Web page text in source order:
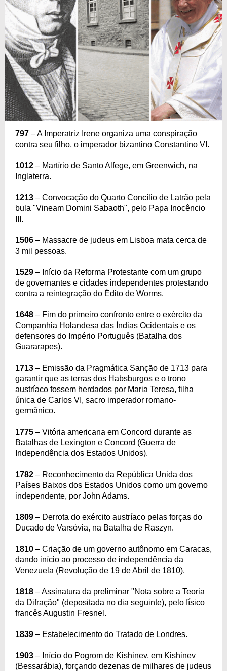
797 – A Imperatriz Irene organiza uma conspiração
contra seu filho, o imperador bizantino Constantino VI.
1012 – Martírio de Santo Alfege, em Greenwich, na
Inglaterra.
1213 – Convocação do Quarto Concílio de Latrão pela
bula "Vineam Domini Sabaoth", pelo Papa Inocêncio
III.
1506 – Massacre de judeus em Lisboa mata cerca de
3 mil pessoas.
1529 – Início da Reforma Protestante com um grupo
de governantes e cidades independentes protestando
contra a reintegração do Édito de Worms.
1648 – Fim do primeiro confronto entre o exército da
Companhia Holandesa das Índias Ocidentais e os
defensores do Império Português (Batalha dos
Guararapes).
1713 – Emissão da Pragmática Sanção de 1713 para
garantir que as terras dos Habsburgos e o trono
austríaco fossem herdados por Maria Teresa, filha
única de Carlos VI, sacro imperador romano-
germânico.
1775 – Vitória americana em Concord durante as
Batalhas de Lexington e Concord (Guerra de
Independência dos Estados Unidos).
1782 – Reconhecimento da República Unida dos
Países Baixos dos Estados Unidos como um governo
independente, por John Adams.
1809 – Derrota do exército austríaco pelas forças do
Ducado de Varsóvia, na Batalha de Raszyn.
1810 – Criação de um governo autônomo em Caracas,
dando início ao processo de independência da
Venezuela (Revolução de 19 de Abril de 1810).
1818 – Assinatura da preliminar "Nota sobre a Teoria
da Difração" (depositada no dia seguinte), pelo físico
francês Augustin Fresnel.
1839 – Estabelecimento do Tratado de Londres.
1903 – Início do Pogrom de Kishinev, em Kishinev
(Bessarábia), forçando dezenas de milhares de judeus